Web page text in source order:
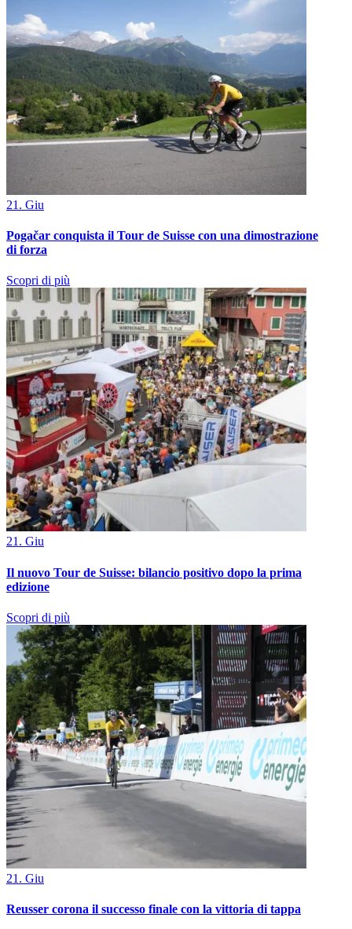
21. Giu
Pogačar conquista il Tour de Suisse con una dimostrazione
di forza
Scopri di più
21. Giu
Il nuovo Tour de Suisse: bilancio positivo dopo la prima
edizione
Scopri di più
21. Giu
Reusser corona il successo finale con la vittoria di tappa